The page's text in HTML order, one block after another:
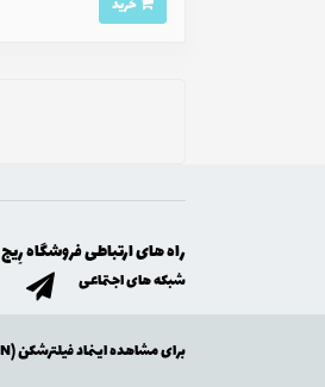
راه های ارتباطی فروشگاه رِيج
شبکه های اجتماعی
برای مشاهده اینماد فیلترشکن (VPN) خود را خاموش کنید.